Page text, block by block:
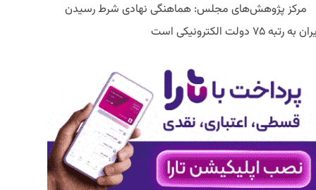
مرکز پژوهش‌های مجلس: هماهنگی نهادی شرط رسیدن
به رتبه ۷۵ دولت الکترونیکی است